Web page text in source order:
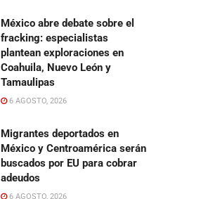
México abre debate sobre el
fracking: especialistas
plantean exploraciones en
Coahuila, Nuevo León y
Tamaulipas
6 AGOSTO, 2026
Migrantes deportados en
México y Centroamérica serán
buscados por EU para cobrar
adeudos
6 AGOSTO, 2026